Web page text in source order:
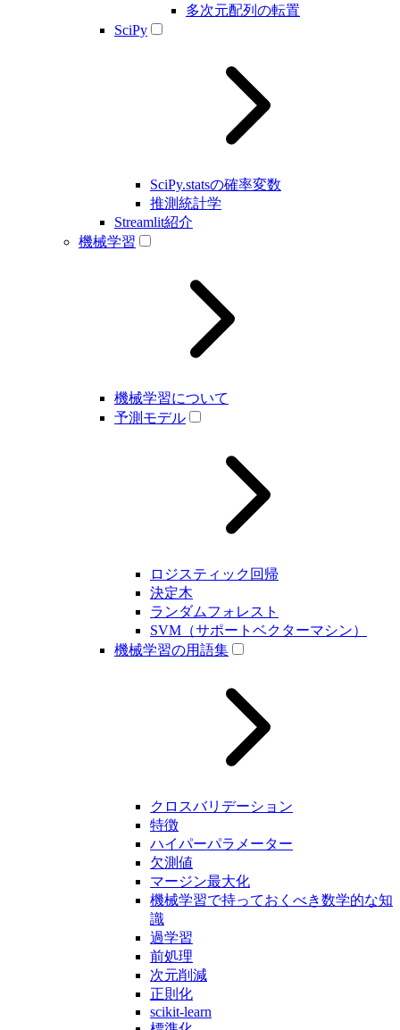
多次元配列の転置
SciPy
SciPy.statsの確率変数
推測統計学
Streamlit紹介
機械学習
機械学習について
予測モデル
ロジスティック回帰
決定木
ランダムフォレスト
SVM（サポートベクターマシン）
機械学習の用語集
クロスバリデーション
特徴
ハイパーパラメーター
欠測値
マージン最大化
機械学習で持っておくべき数学的な知
識
過学習
前処理
次元削減
正則化
scikit-learn